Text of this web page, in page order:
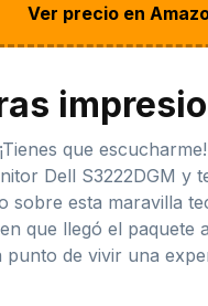
Ver precio en
que
Dell S3222DGM y
sobre esta maravilla
que llegó el paquete
punto de vivir una